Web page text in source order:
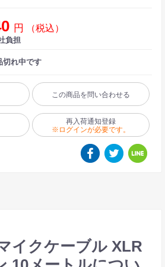
円 （税込）
負担
切れ中です
この商品を問い合わせる
再入荷通知登録
※ログインが必要です。
イクケーブル XLR